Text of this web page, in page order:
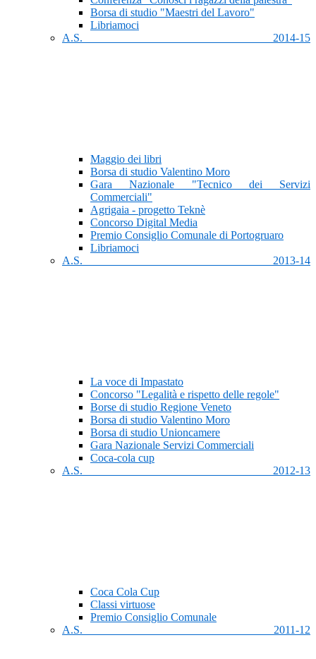
Borsa di studio "Maestri del Lavoro"
Libriamoci
A.S. 2014-15
Maggio dei libri
Borsa di studio Valentino Moro
Gara Nazionale "Tecnico dei Servizi
Commerciali"
Agrigaia - progetto Teknè
Concorso Digital Media
Premio Consiglio Comunale di Portogruaro
Libriamoci
A.S. 2013-14
La voce di Impastato
Concorso "Legalità e rispetto delle regole"
Borse di studio Regione Veneto
Borsa di studio Valentino Moro
Borsa di studio Unioncamere
Gara Nazionale Servizi Commerciali
Coca-cola cup
A.S. 2012-13
Coca Cola Cup
Classi virtuose
Premio Consiglio Comunale
A.S. 2011-12